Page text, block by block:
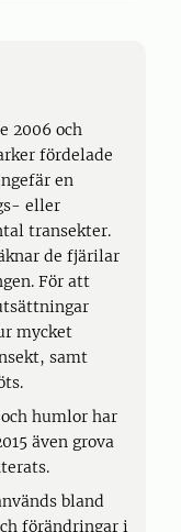
2006 och
fördelade
en
eller
transekter.
de fjärilar
För att
mycket
samt
humlor har
även grova
bland
förändringar i